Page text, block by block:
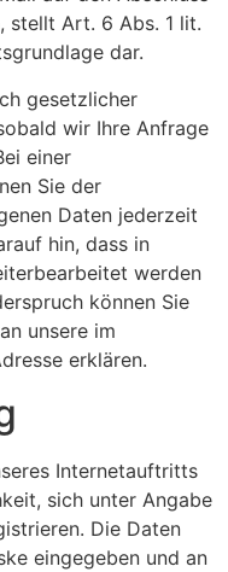
stellt Art. 6 Abs. 1 lit.
dar.
gesetzlicher
wir Ihre Anfrage
einer
Sie der
Daten jederzeit
hin, dass in
werden
können Sie
unsere im
erklären.
Internetauftritts
sich unter Angabe
Die Daten
eingegeben und an